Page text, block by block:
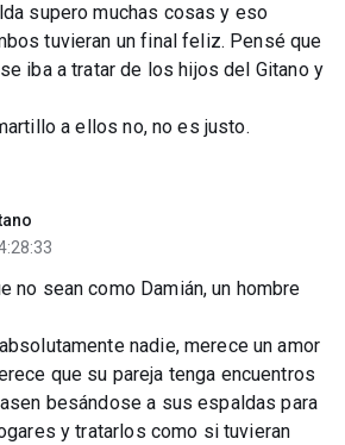
supero muchas cosas y eso
tuvieran un final feliz. Pensé que
iba a tratar de los hijos del Gitano y
a ellos no, no es justo.
no sean como Damián, un hombre
nadie, merece un amor
que su pareja tenga encuentros
besándose a sus espaldas para
y tratarlos como si tuvieran